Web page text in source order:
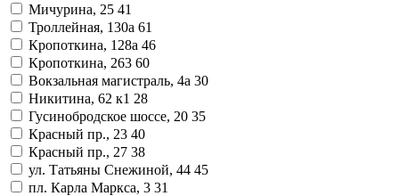
Мичурина, 25 41
Троллейная, 130а 61
Кропоткина, 128а 46
Кропоткина, 263 60
Вокзальная магистраль, 4а 30
Никитина, 62 к1 28
Гусинобродское шоссе, 20 35
Красный пр., 23 40
Красный пр., 27 38
ул. Татьяны Снежиной, 44 45
пл. Карла Маркса, 3 31